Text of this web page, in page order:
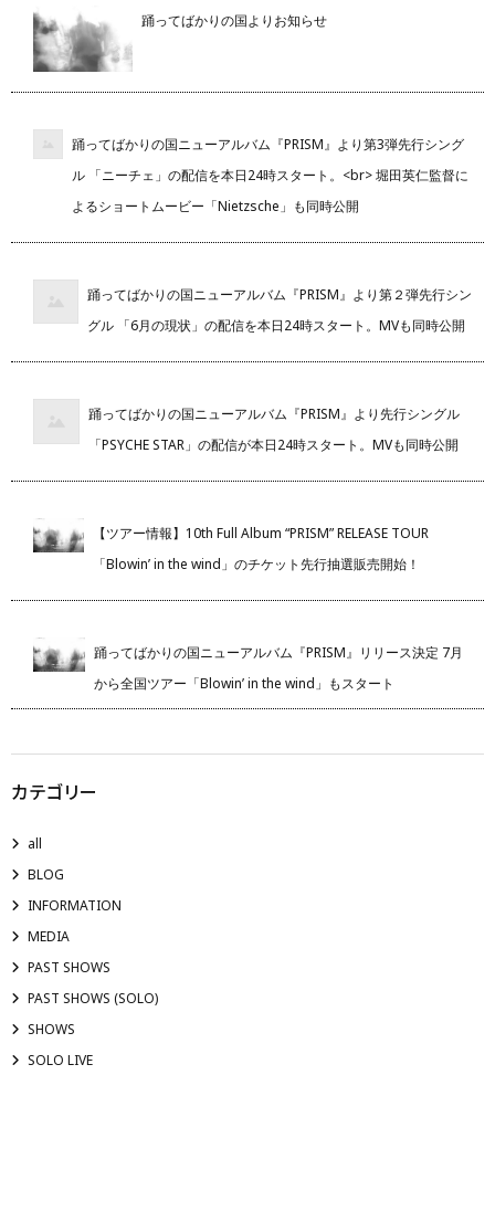
踊ってばかりの国よりお知らせ
踊ってばかりの国ニューアルバム『PRISM』より第3弾先行シング
ル 「ニーチェ」の配信を本日24時スタート。<br> 堀田英仁監督に
よるショートムービー「Nietzsche」も同時公開
踊ってばかりの国ニューアルバム『PRISM』より第２弾先行シン
グル 「6月の現状」の配信を本日24時スタート。MVも同時公開
踊ってばかりの国ニューアルバム『PRISM』より先行シングル
「PSYCHE STAR」の配信が本日24時スタート。MVも同時公開
【ツアー情報】10th Full Album “PRISM” RELEASE TOUR
「Blowin’ in the wind」のチケット先行抽選販売開始！
踊ってばかりの国ニューアルバム『PRISM』リリース決定 7月
から全国ツアー「Blowin’ in the wind」もスタート
カテゴリー
all
BLOG
INFORMATION
MEDIA
PAST SHOWS
PAST SHOWS (SOLO)
SHOWS
SOLO LIVE